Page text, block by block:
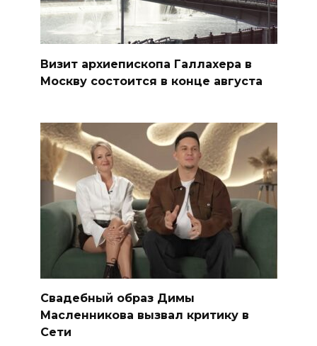
Визит архиепископа Галлахера в
Москву состоится в конце августа
Свадебный образ Димы
Масленникова вызвал критику в
Сети